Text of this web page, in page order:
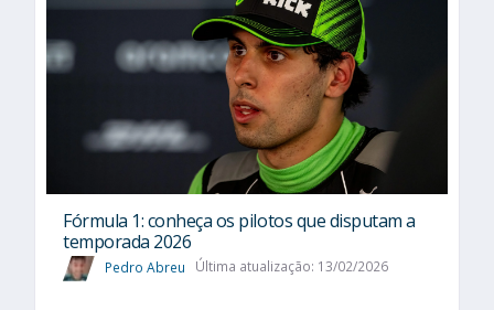
Fórmula 1: conheça os pilotos que disputam a
temporada 2026
Pedro Abreu Última atualização: 13/02/2026